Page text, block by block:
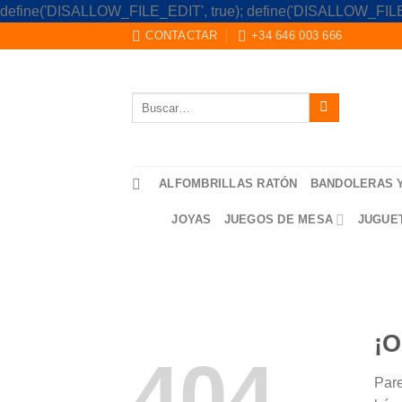
define('DISALLOW_FILE_EDIT', true);
CONTACTAR +34 646 003 666
ALFOMBRILLAS RATÓN BANDOLERAS
JOYAS JUEGOS DE MESA